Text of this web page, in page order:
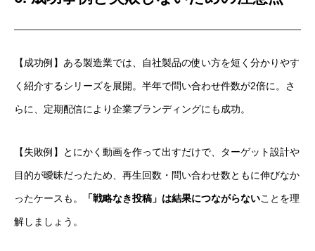
【成功例】ある製造業では、自社製品の使い方を短く分かりやす
く紹介するシリーズを展開。半年で問い合わせ件数が2倍に。さ
らに、定期配信により企業ブランディングにも成功。
【失敗例】とにかく動画を作って出すだけで、ターゲット設計や
目的が曖昧だったため、再生回数・問い合わせ数ともに伸びなか
ったケースも。 「戦略なき投稿」は結果につながらないことを理
解しましょう。